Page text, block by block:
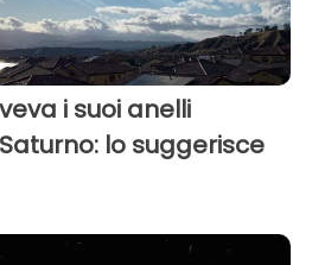
i suoi anelli
lo suggerisce